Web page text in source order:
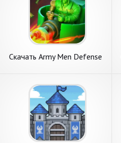
Скачать Army Men Defense